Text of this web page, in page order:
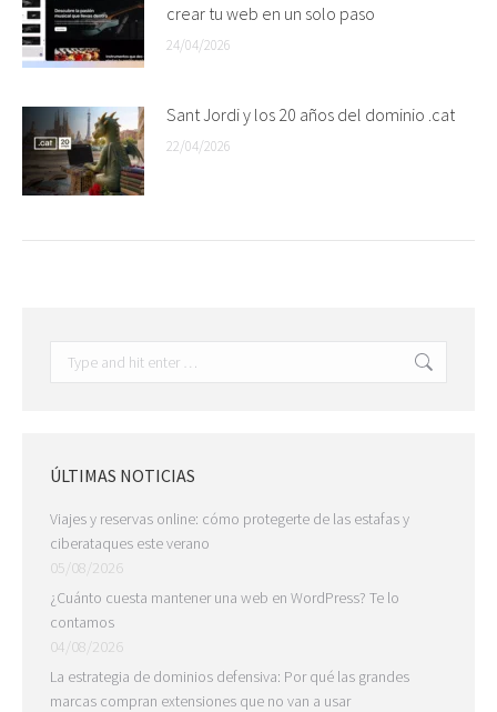
crear tu web en un solo paso
24/04/2026
Sant Jordi y los 20 años del dominio .cat
22/04/2026
ÚLTIMAS NOTICIAS
Viajes y reservas online: cómo protegerte de las estafas y
ciberataques este verano
05/08/2026
¿Cuánto cuesta mantener una web en WordPress? Te lo
contamos
04/08/2026
La estrategia de dominios defensiva: Por qué las grandes
marcas compran extensiones que no van a usar